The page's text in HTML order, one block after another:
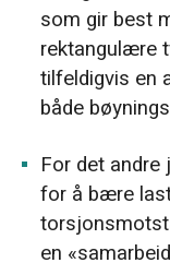
som gir best
rektangulære
tilfeldigvis en
både
For det
for å bære
en